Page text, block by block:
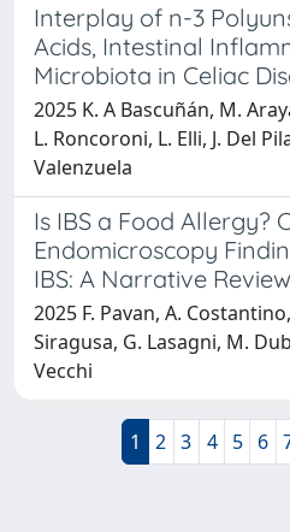
Interplay of n-3
Acids, Intestinal
Microbiota in Celiac
2025 K. A Bascuñán, M.
L. Roncoroni, L. Elli, J. Del
Valenzuela
Is IBS a Food Allergy?
Endomicroscopy
IBS: A Narrative Review
2025 F. Pavan, A.
Siragusa, G. Lasagni, M.
Vecchi
1 2 3 4 5 6